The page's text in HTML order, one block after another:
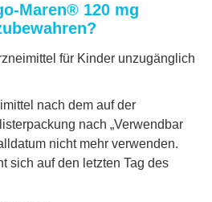
Maren® 120 mg
für Kinder unzugänglich
nach dem auf der
nach „Verwendbar
nicht mehr verwenden.
sich auf den letzten Tag des